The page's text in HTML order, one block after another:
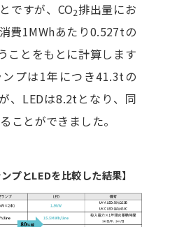
ですが、CO2排出量にお
費1MWhあたり0.527tの
ことをもとに計算します
ンプは1年につき41.3tの
、LEDは8.2tとなり、同
ことができました。
プとLEDを比較した結果】